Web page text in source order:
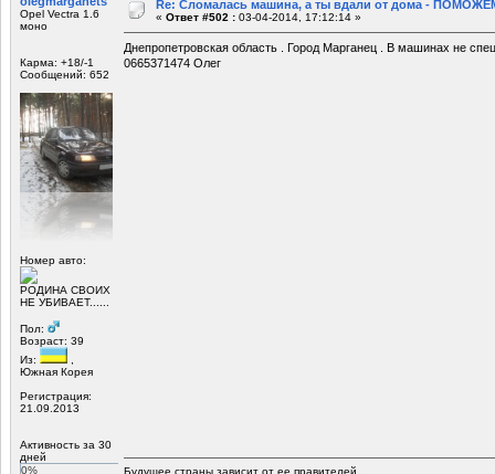
Opel Vectra 1.6
моно
Карма: +18/-1
Сообщений: 652
Номер авто:
РОДИНА СВОИХ
НЕ УБИВАЕТ......
Пол:
Возраст: 39
Из:
Южная Корея
Регистрация:
21.09.2013
Активность за 30
дней
0%
Re: Сломалась машина, а ты вдали от дома -
« Ответ #502 : 03-04-2014, 17:12:14 »
Днепропетровская область . Город Марганец . В машинах не
0665371474 Олег
Будущее страны зависит от ее правителей .